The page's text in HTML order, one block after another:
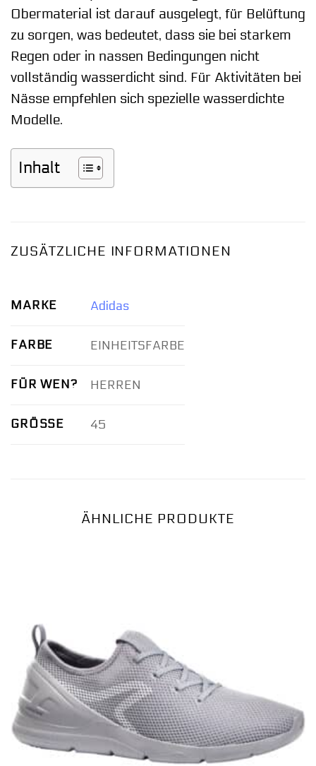
Obermaterial ist darauf ausgelegt, für Belüftung
zu sorgen, was bedeutet, dass sie bei starkem
Regen oder in nassen Bedingungen nicht
vollständig wasserdicht sind. Für Aktivitäten bei
Nässe empfehlen sich spezielle wasserdichte
Modelle.
Inhalt
ZUSÄTZLICHE INFORMATIONEN
MARKE Adidas
FARBE EINHEITSFARBE
FÜR WEN? HERREN
GRÖSSE 45
ÄHNLICHE PRODUKTE